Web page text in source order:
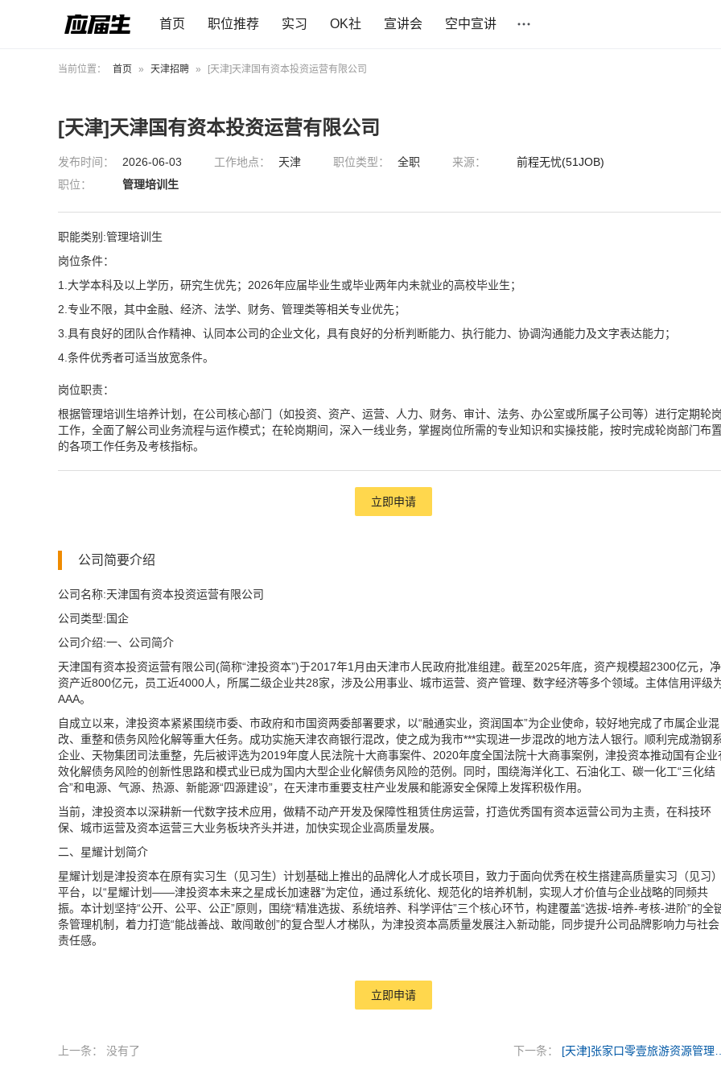
首页 职位推荐 实习 OK社 宣讲会 空中宣讲
当前位置： 首页 » 天津招聘 » [天津]天津国有资本投资运营有限公司
[天津]天津国有资本投资运营有限公司
发布时间： 2026-06-03 工作地点： 天津 职位类型： 全职 来源：
前程无忧(51JOB)
职位：
管理培训生
职能类别:管理培训生
岗位条件：
1.大学本科及以上学历，研究生优先；2026年应届毕业生或毕业两年内未就业的高校毕业生；
2.专业不限，其中金融、经济、法学、财务、管理类等相关专业优先；
3.具有良好的团队合作精神、认同本公司的企业文化，具有良好的分析判断能力、执行能力、协调沟通能力及文字表达能力；
4.条件优秀者可适当放宽条件。
岗位职责：
根据管理培训生培养计划，在公司核心部门（如投资、资产、运营、人力、财务、审计、法务、办公室或所属子公司等）进行定期轮岗
工作，全面了解公司业务流程与运作模式；在轮岗期间，深入一线业务，掌握岗位所需的专业知识和实操技能，按时完成轮岗部门布置
的各项工作任务及考核指标。
立即申请
公司简要介绍
公司名称:天津国有资本投资运营有限公司
公司类型:国企
公司介绍:一、公司简介
天津国有资本投资运营有限公司(简称“津投资本”)于2017年1月由天津市人民政府批准组建。截至2025年底，资产规模超2300亿元，净
资产近800亿元，员工近4000人，所属二级企业共28家，涉及公用事业、城市运营、资产管理、数字经济等多个领域。主体信用评级
AAA。
自成立以来，津投资本紧紧围绕市委、市政府和市国资两委部署要求，以“融通实业，资润国本”为企业使命，较好地完成了市属企业混
改、重整和债务风险化解等重大任务。成功实施天津农商银行混改，使之成为我市***实现进一步混改的地方法人银行。顺利完成渤钢
企业、天物集团司法重整，先后被评选为2019年度人民法院十大商事案件、2020年度全国法院十大商事案例，津投资本推动国有企业
效化解债务风险的创新性思路和模式业已成为国内大型企业化解债务风险的范例。同时，围绕海洋化工、石油化工、碳一化工“三化结
合”和电源、气源、热源、新能源“四源建设”，在天津市重要支柱产业发展和能源安全保障上发挥积极作用。
当前，津投资本以深耕新一代数字技术应用，做精不动产开发及保障性租赁住房运营，打造优秀国有资本运营公司为主责，在科技环
保、城市运营及资本运营三大业务板块齐头并进，加快实现企业高质量发展。
二、星耀计划简介
星耀计划是津投资本在原有实习生（见习生）计划基础上推出的品牌化人才成长项目，致力于面向优秀在校生搭建高质量实习（见习）
平台，以“星耀计划——津投资本未来之星成长加速器”为定位，通过系统化、规范化的培养机制，实现人才价值与企业战略的同频共
振。本计划坚持“公开、公平、公正”原则，围绕“精准选拔、系统培养、科学评估”三个核心环节，构建覆盖“选拔-培养-考核-进阶”的全
条管理机制，着力打造“能战善战、敢闯敢创”的复合型人才梯队，为津投资本高质量发展注入新动能，同步提升公司品牌影响力与社会
责任感。
立即申请
上一条： 没有了 下一条： [天津]张家口零壹旅